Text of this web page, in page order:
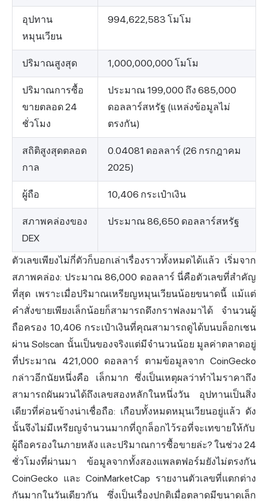
อุปทาน
หมุนเวียน
994,622,583 โมโม
ปริมาณสูงสุด 1,000,000,000 โมโม
ปริมาณการซื้อ
ขายตลอด 24
ชั่วโมง
ประมาณ 199,000 ถึง 685,000
ดอลลาร์สหรัฐ (แหล่งข้อมูลไม่
ตรงกัน)
สถิติสูงสุดตลอด
กาล
0.04081 ดอลลาร์ (26 กรกฎาคม
2025)
ผู้ถือ 10,406 กระเป๋าเงิน
สภาพคล่องของ
DEX
ประมาณ 86,650 ดอลลาร์สหรัฐ
ตัวเลขเพียงไม่กี่ตัวก็บอกเล่าเรื่องราวทั้งหมดได้แล้ว เริ่มจาก
สภาพคล่อง: ประมาณ 86,000 ดอลลาร์ นี่คือตัวเลขที่สำคัญ
ที่สุด เพราะเมื่อปริมาณเหรียญหมุนเวียนน้อยขนาดนี้ แม้แต่
คำสั่งขายเพียงเล็กน้อยก็สามารถดึงกราฟลงมาได้ จำนวนผู้
ถือครอง 10,406 กระเป๋าเงินที่คุณสามารถดูได้บนบล็อกเชน
ผ่านSolscan นั้นเป็นของจริงแต่มีจำนวนน้อย มูลค่าตลาดอยู่
ที่ประมาณ 421,000 ดอลลาร์ ตามข้อมูลจาก CoinGecko
กล่าวอีกนัยหนึ่งคือ เล็กมาก ซึ่งเป็นเหตุผลว่าทำไมราคาถึง
สามารถผันผวนได้ถึงเลขสองหลักในหนึ่งวัน อุปทานเป็นสิ่ง
เดียวที่ค่อนข้างน่าเชื่อถือ: เกือบทั้งหมดหมุนเวียนอยู่แล้ว ดัง
นั้นจึงไม่มีเหรียญจำนวนมากที่ถูกล็อกไว้รอที่จะเทขายให้กับ
ผู้ถือครองในภายหลัง และปริมาณการซื้อขายล่ะ? ในช่วง 24
ชั่วโมงที่ผ่านมา ข้อมูลจากทั้งสองแพลตฟอร์มยังไม่ตรงกัน
CoinGecko และ CoinMarketCap รายงานตัวเลขที่แตกต่าง
กันมากในวันเดียวกัน ซึ่งเป็นเรื่องปกติเมื่อตลาดมีขนาดเล็ก